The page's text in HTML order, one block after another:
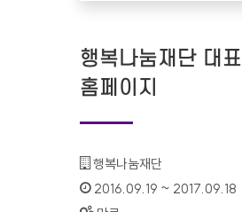
행복나눔재단 대표
홈페이지
기관명 :
행복나눔재단
인증기간 :
2016.09.19 ~ 2017.09.18